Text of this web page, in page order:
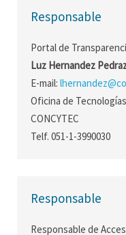
Responsable
Portal de
Luz Hernandez
E-mail:
Oficina de
CONCYTEC
Telf. 051-1-3990030
Responsable
Responsable de